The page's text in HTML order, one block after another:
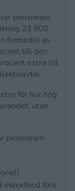
pensionen
23 900
femtedel av
till den
extra till
för hur hög
utan
pensionen
indexfond före